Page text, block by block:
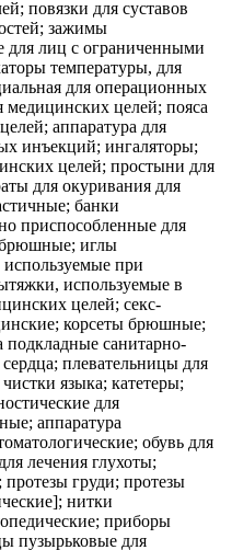
повязки для суставов
зажимы
для лиц с ограниченными
температуры, для
для операционных
целей; пояса
аппаратура для
инъекций; ингаляторы;
целей; простыни для
для окуривания для
банки
приспособленные для
иглы
при
используемые в
целей; секс-
корсеты брюшные;
подкладные санитарно-
плевательницы для
языка; катетеры;
для
аппаратура
обувь для
лечения глухоты;
груди; протезы
нитки
приборы
пузырьковые для